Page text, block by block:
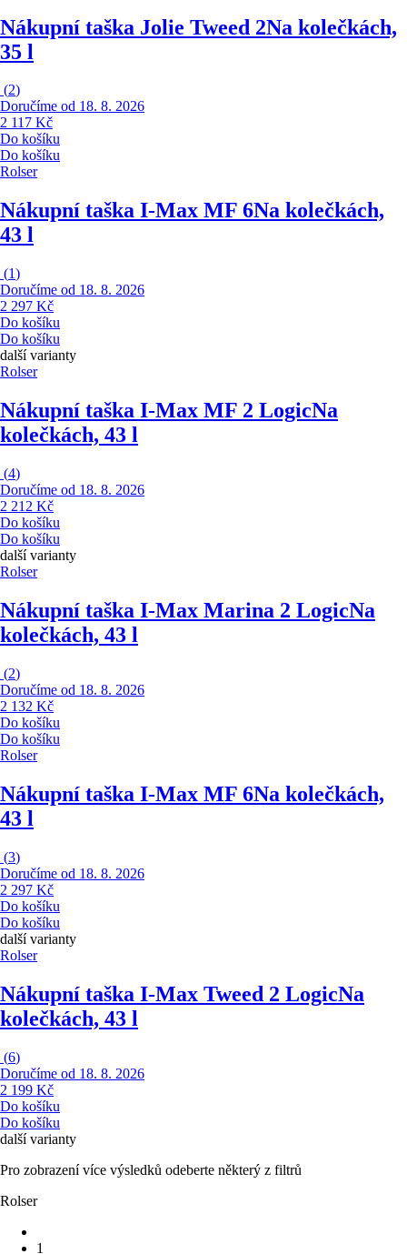
Nákupní taška Jolie Tweed 2Na kolečkách,
35 l
(2)
Doručíme od 18. 8. 2026
2 117 Kč
Do košíku
Do košíku
Rolser
Nákupní taška I-Max MF 6Na kolečkách,
43 l
(1)
Doručíme od 18. 8. 2026
2 297 Kč
Do košíku
Do košíku
další varianty
Rolser
Nákupní taška I-Max MF 2 LogicNa
kolečkách, 43 l
(4)
Doručíme od 18. 8. 2026
2 212 Kč
Do košíku
Do košíku
další varianty
Rolser
Nákupní taška I-Max Marina 2 LogicNa
kolečkách, 43 l
(2)
Doručíme od 18. 8. 2026
2 132 Kč
Do košíku
Do košíku
Rolser
Nákupní taška I-Max MF 6Na kolečkách,
43 l
(3)
Doručíme od 18. 8. 2026
2 297 Kč
Do košíku
Do košíku
další varianty
Rolser
Nákupní taška I-Max Tweed 2 LogicNa
kolečkách, 43 l
(6)
Doručíme od 18. 8. 2026
2 199 Kč
Do košíku
Do košíku
další varianty
Pro zobrazení více výsledků odeberte některý z filtrů
Rolser
1